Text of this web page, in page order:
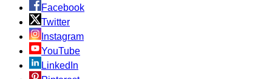
Facebook
Twitter
Instagram
YouTube
LinkedIn